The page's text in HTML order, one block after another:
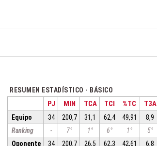
RESUMEN ESTADÍSTICO - BÁSICO
PJ MIN TCA TCI %TC T3A
Equipo 34 200,7 31,1 62,4 49,91 8,9
Ranking
- 7° 1° 6° 1° 5°
Oponente
34 200,7 26,5 62,3 42,61 6,8